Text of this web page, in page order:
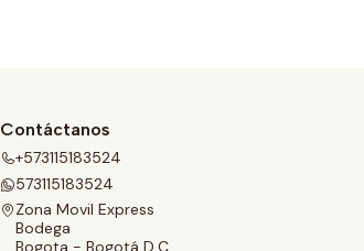
Contáctanos
+573115183524
573115183524
Zona Movil Express
Bodega
Bogota - Bogotá D.C.